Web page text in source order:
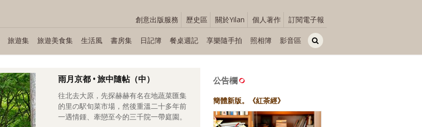
創意出版服務 歷史區 關於Yilan 個人著作 訂閱電子報
旅遊集 旅遊美食集 生活風 書房集 日記簿 餐桌週記 享樂隨手拍 照相簿 影音區
雨月京都 • 旅中隨帖（中）
往北去大原，先探赫赫有名在地蔬菜匯集
的里の駅旬菜市場，然後重溫二十多年前
一遇情鍾、牽戀至今的三千院一帶庭園。
公告欄
簡體新版。《紅茶經》